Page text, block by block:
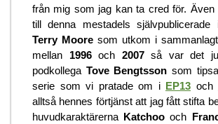
från mig som jag kan ta cred för. Även
till denna mestadels självpublicerade
Terry Moore som utkom i
mellan 1996och 2007så var det ju
podkollega Tove Bengtsson som
serie som vi pratade om i EP13 och
alltså hennes förtjänst att jag fått stifta
huvudkaraktärerna Katchoo och